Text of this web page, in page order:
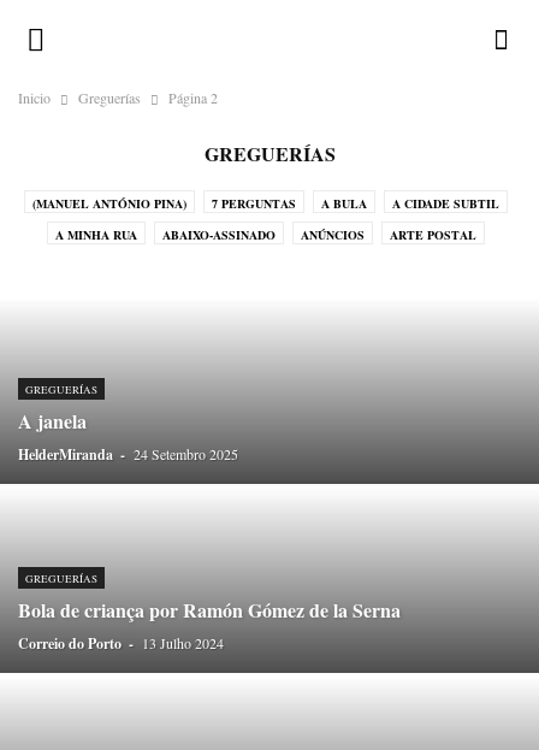
Inicio Greguerías Página 2
GREGUERÍAS
(MANUEL ANTÓNIO PINA) 7 PERGUNTAS A BULA
A CIDADE SUBTIL
A MINHA RUA
ABAIXO-ASSINADO ANÚNCIOS
ARTE POSTAL
GALERIA
HUMORO SAPIENS
LEGENDAS
LUGARES-COMUNS
MÉDIA MENU
MIRADOURO
PAPEL-PENSANTE
POEMÁRIO
POESIA VISUAL PORTO ANIMADO
PORTOFÓLIO
PRIORITÁRIO
RETÂNGULO
TABULETA DIGITAL
TEMPORÁRIO TOPOGRAFIAS
TYPO
GREGUERÍAS
A janela
HelderMiranda - 24 Setembro 2025
GREGUERÍAS
Bola de criança por Ramón Gómez de la Serna
Correio do Porto - 13 Julho 2024